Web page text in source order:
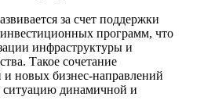
за счет поддержки
программ, что
инфраструктуры и
Такое сочетание
и новых бизнес-направлений
ситуацию динамичной и